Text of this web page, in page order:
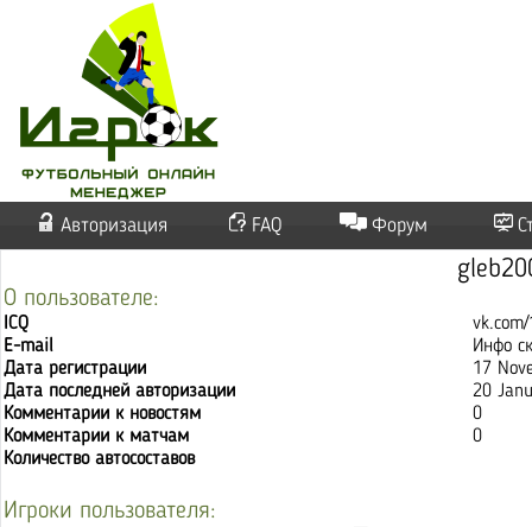
Авторизация FAQ Форум
О пользователе:
ICQ
E-mail
Инфо
Дата регистрации
17
Дата последней авторизации
20
Комментарии к новостям
0
Комментарии к матчам
0
Количество автосоставов
Игроки пользователя: